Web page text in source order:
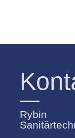
Rybin